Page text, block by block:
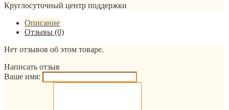
Круглосуточный центр поддержки
Описание
Отзывы (0)
Нет отзывов об этом товаре.
Написать отзыв
Ваше имя: